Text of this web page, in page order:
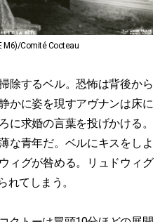
M6)/Comité Cocteau
除するベル。恐怖は背後から
かに姿を現すアヴナンは床に
に求婚の言葉を投げかける。
な青年だ。ベルにキスをしよ
ィグが咎める。リュドウィグ
れてしまう。